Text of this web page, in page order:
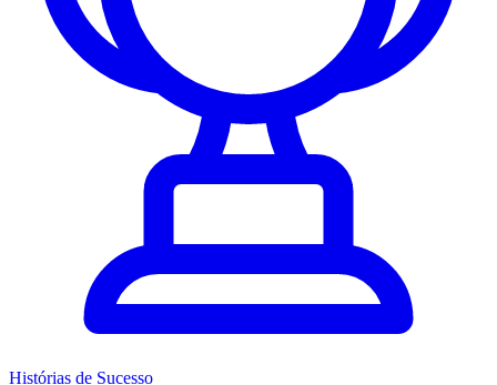
Histórias de Sucesso